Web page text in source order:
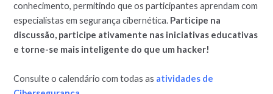
conhecimento, permitindo que os participantes aprendam com
especialistas em segurança cibernética. Participe na
discussão, participe ativamente nas iniciativas educativas
e torne-se mais inteligente do que um hacker!
Consulte o calendário com todas as atividades de